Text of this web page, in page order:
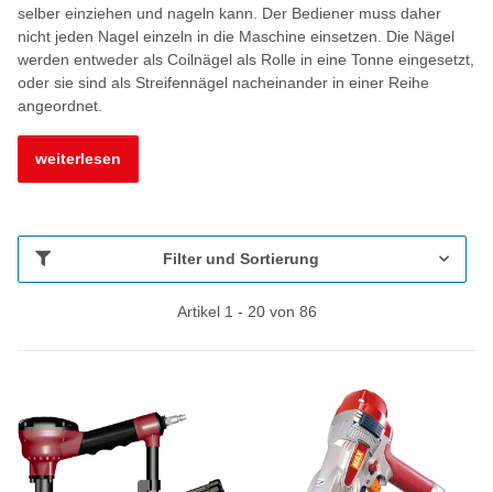
selber einziehen und nageln kann. Der Bediener muss daher
nicht jeden Nagel einzeln in die Maschine einsetzen. Die Nägel
werden entweder als Coilnägel als Rolle in eine Tonne eingesetzt,
oder sie sind als Streifennägel nacheinander in einer Reihe
angeordnet.
weiterlesen
Filter und Sortierung
Artikel 1 - 20 von 86